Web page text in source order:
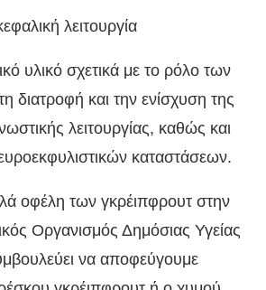
λειτουργία
υλικό σχετικά με το ρόλο των
διατροφή και την ενίσχυση της
λειτουργίας, καθώς και
καταστάσεων.
οφέλη των γκρέιπφρουτ στην
Οργανισμός Δημόσιας Υγείας
να αποφεύγουμε